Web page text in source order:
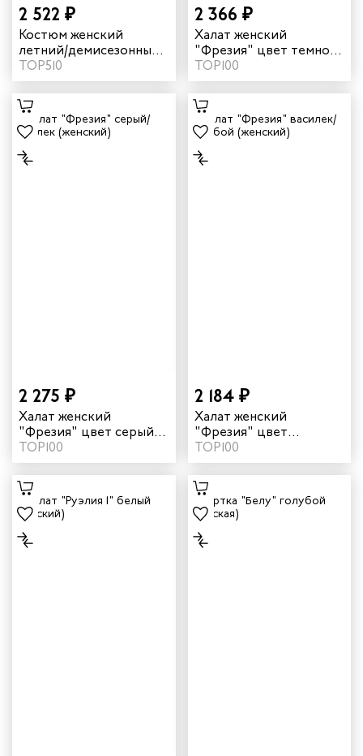
2 522 ₽
Костюм женский
летний/демисезонный
"Капель" цвет синий
ТОР510
2 366 ₽
Халат женский
"Фрезия" цвет темно-
синий/серый
ТОР100
2 275 ₽
Халат женский
"Фрезия" цвет серый/
василек
ТОР100
2 184 ₽
Халат женский
"Фрезия" цвет
василек/голубой
ТОР100